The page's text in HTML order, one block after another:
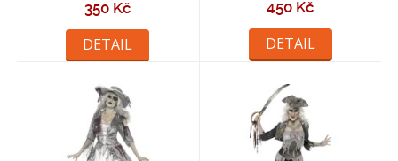
350 Kč
DETAIL
450 Kč
DETAIL